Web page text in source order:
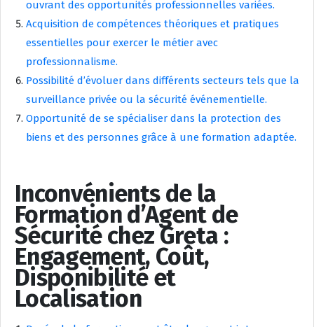
ouvrant des opportunités professionnelles variées.
Acquisition de compétences théoriques et pratiques
essentielles pour exercer le métier avec
professionnalisme.
Possibilité d’évoluer dans différents secteurs tels que la
surveillance privée ou la sécurité événementielle.
Opportunité de se spécialiser dans la protection des
biens et des personnes grâce à une formation adaptée.
Inconvénients de la
Formation d’Agent de
Sécurité chez Greta :
Engagement, Coût,
Disponibilité et
Localisation